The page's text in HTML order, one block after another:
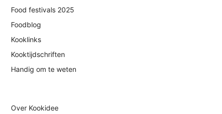
Food festivals 2025
Foodblog
Kooklinks
Kooktijdschriften
Handig om te weten
Over Kookidee